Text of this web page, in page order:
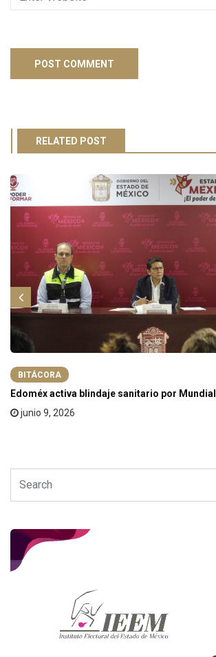
RELATED POST
BITÁCORA
Edoméx activa blindaje sanitario por Mundial
junio 9, 2026